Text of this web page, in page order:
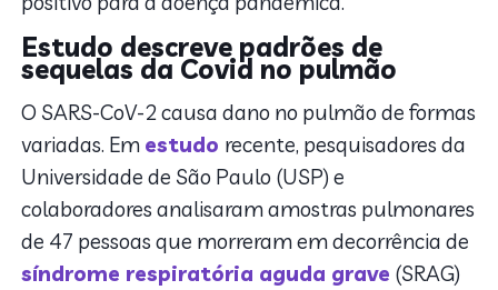
Estudo descreve padrões de
sequelas da Covid no pulmão
O SARS-CoV-2 causa dano no pulmão de formas
variadas. Em estudo recente, pesquisadores da
Universidade de São Paulo (USP) e
colaboradores analisaram amostras pulmonares
de 47 pessoas que morreram em decorrência de
síndrome respiratória aguda grave (SRAG)